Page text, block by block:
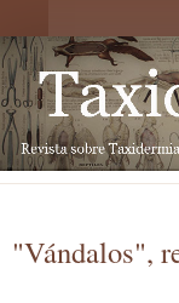
"Vándalos",